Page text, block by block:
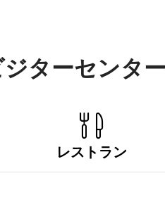
ターセンタ
レストラン